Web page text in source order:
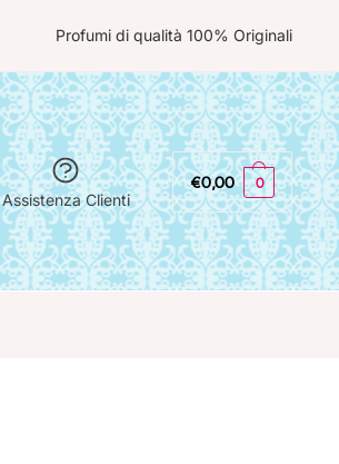
Profumi di qualità 100% Originali
Assistenza Clienti
€0,00 0